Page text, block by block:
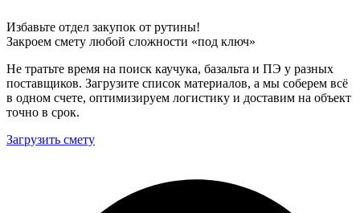
Избавьте отдел закупок от рутины!
Закроем смету любой сложности «под ключ»
Не тратьте время на поиск каучука, базальта и ПЭ у разных
поставщиков. Загрузите список материалов, а мы соберем всё
в одном счете, оптимизируем логистику и доставим на объект
точно в срок.
Загрузить смету